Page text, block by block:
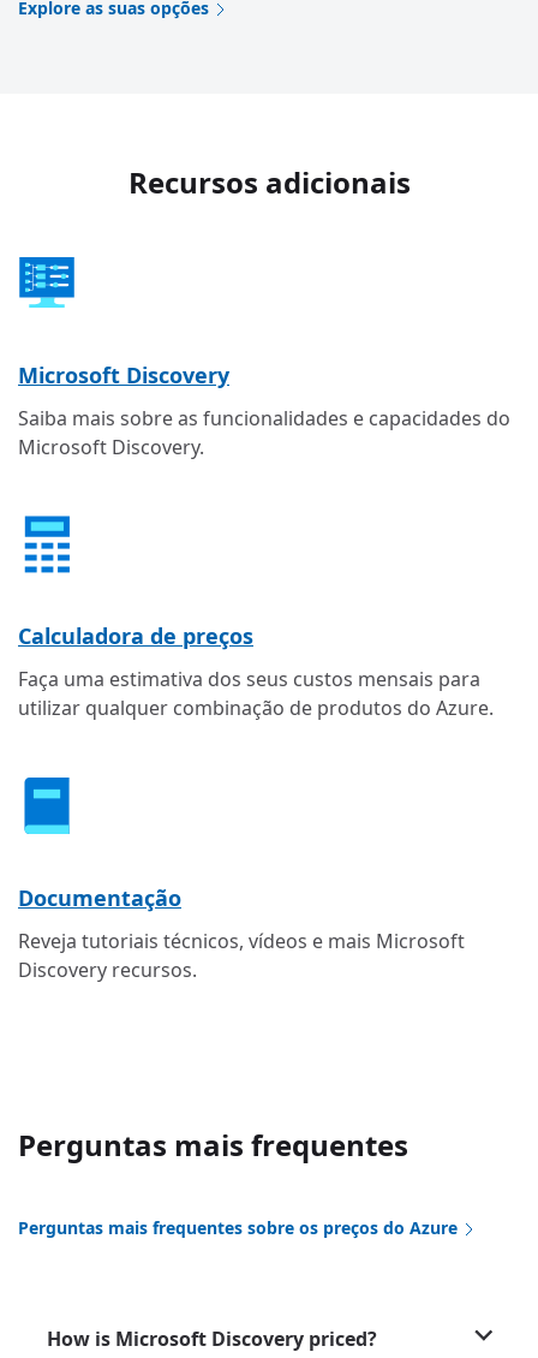
Explore as suas opções
Recursos adicionais
Microsoft Discovery
Saiba mais sobre as funcionalidades e capacidades do
Microsoft Discovery.
Calculadora de preços
Faça uma estimativa dos seus custos mensais para
utilizar qualquer combinação de produtos do Azure.
Documentação
Reveja tutoriais técnicos, vídeos e mais Microsoft
Discovery recursos.
Perguntas mais frequentes
Perguntas mais frequentes sobre os preços do Azure
How is Microsoft Discovery priced?